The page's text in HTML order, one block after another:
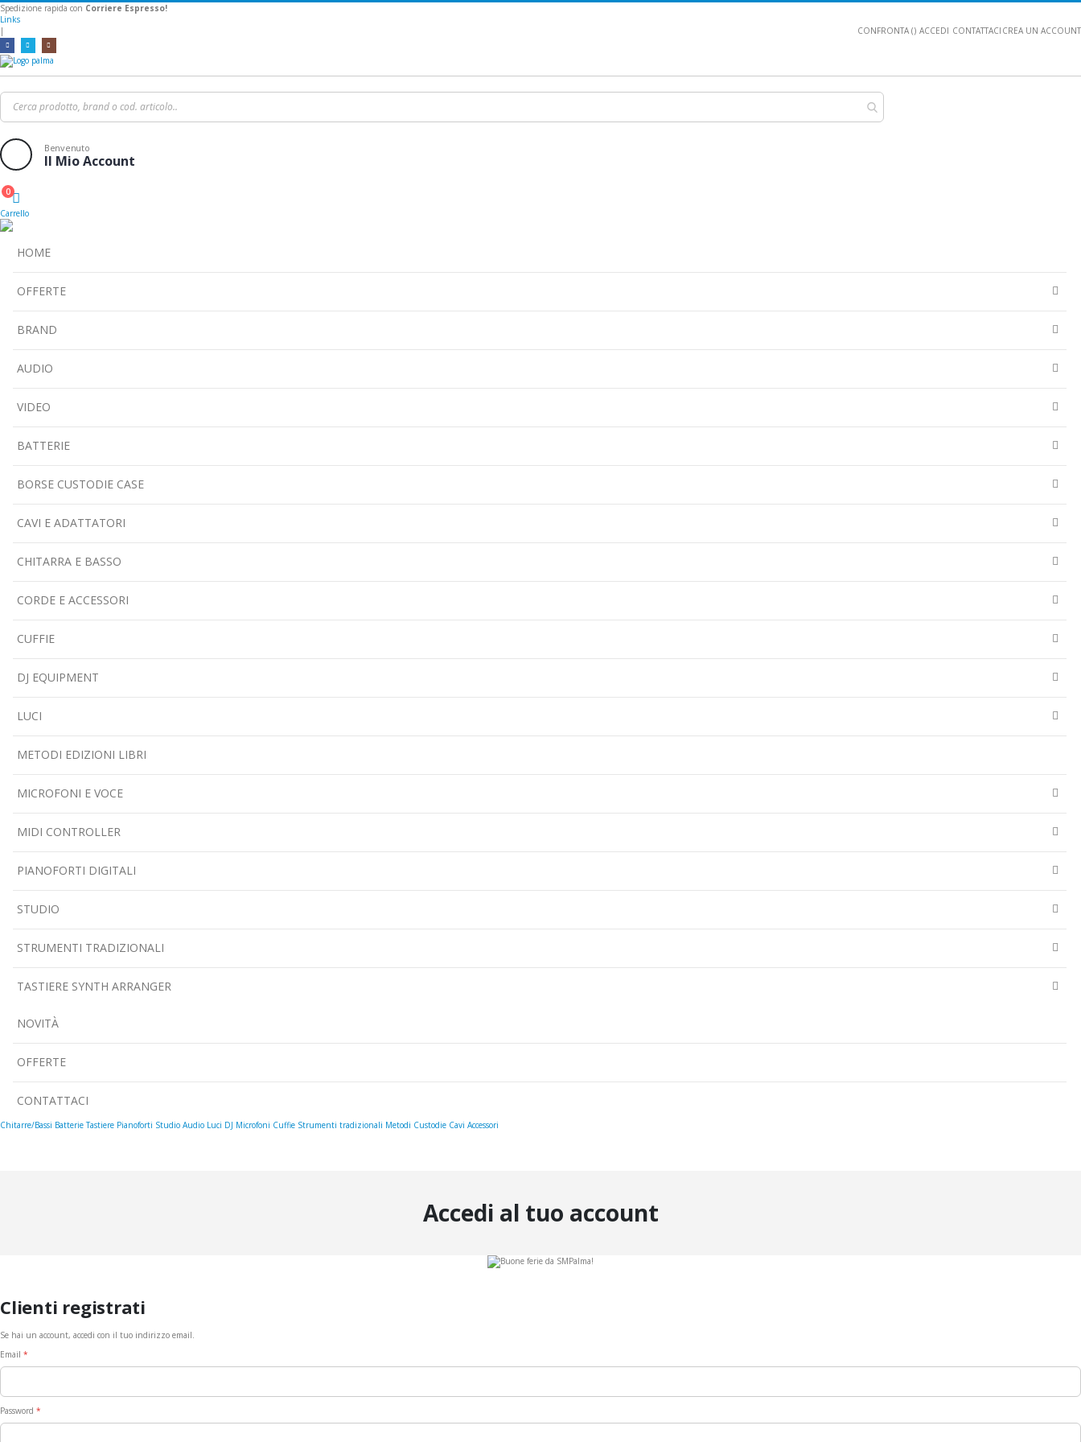
Spedizione rapida con Corriere Espresso!
Links
CONFRONTA () ACCEDI CONTATTACI CREA UN ACCOUNT
|
Benvenuto
Il Mio Account
Cart
0
Carrello
HOME
OFFERTE
BRAND
AUDIO
VIDEO
BATTERIE
BORSE CUSTODIE CASE
CAVI E ADATTATORI
CHITARRA E BASSO
CORDE E ACCESSORI
CUFFIE
DJ EQUIPMENT
LUCI
METODI EDIZIONI LIBRI
MICROFONI E VOCE
MIDI CONTROLLER
PIANOFORTI DIGITALI
STUDIO
STRUMENTI TRADIZIONALI
TASTIERE SYNTH ARRANGER
NOVITÀ
OFFERTE
CONTATTACI
Chitarre/Bassi Batterie Tastiere Pianoforti Studio Audio Luci DJ Microfoni Cuffie Strumenti tradizionali Metodi Custodie Cavi Accessori
Accedi al tuo account
Clienti registrati
Se hai un account, accedi con il tuo indirizzo email.
Email
Password